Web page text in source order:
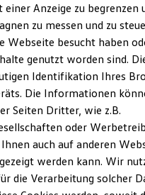
und Updates
ID.
Anzeige zu begrenzen
zu messen und zu
Webseite besucht haben
genutzt worden sind.
Identifikation Ihres
Die Informationen
Seiten Dritter, wie z.B.
oder
auch auf anderen
werden kann. Wir
die Verarbeitung solcher